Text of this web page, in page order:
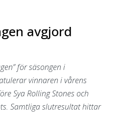
avgjord
för säsongen i
vinnaren i vårens
Sya Rolling Stones och
Samtliga slutresultat hittar